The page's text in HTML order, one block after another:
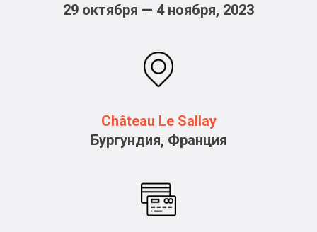
29 октября — 4 ноября, 2023
Château Le Sallay
Бургундия, Франция